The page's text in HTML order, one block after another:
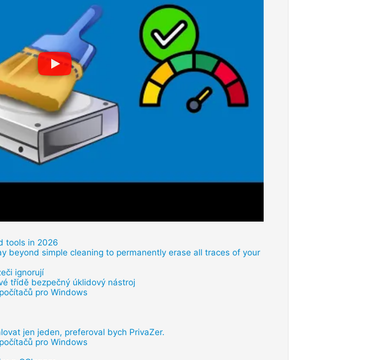
tools in 2026
beyond simple cleaning to permanently erase all traces of your
ignorují
třídě bezpečný úklidový nástroj
pro Windows
jen jeden, preferoval bych PrivaZer.
pro Windows